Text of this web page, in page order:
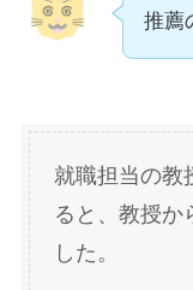
推薦
就職担当の教
ると、教授か
した。